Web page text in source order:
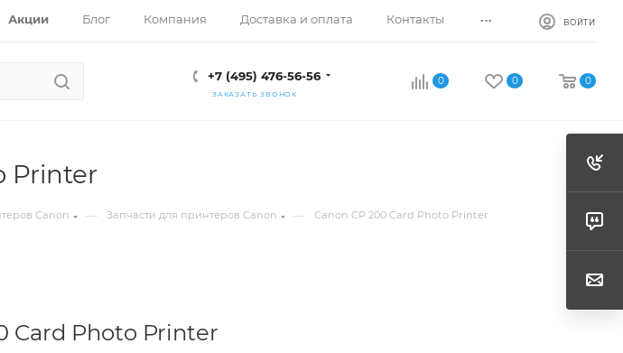
Акции Блог Компания Доставка и оплата Контакты ... ВОЙТИ
+7 (495) 476-56-56
ЗАКАЗАТЬ ЗВОНОК
0 0 0
Printer
Canon — Запчасти для принтеров Canon — Canon CP 200 Card Photo Printer
Card Photo Printer